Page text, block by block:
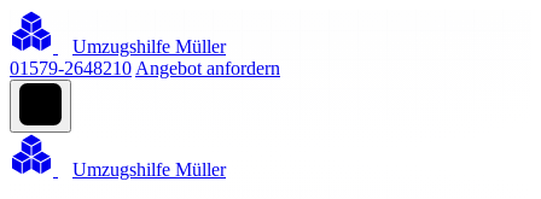
Umzugshilfe Müller
01579-2648210 Angebot anfordern
Umzugshilfe Müller